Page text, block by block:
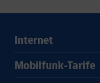
Internet
Mobilfunk-Tarife